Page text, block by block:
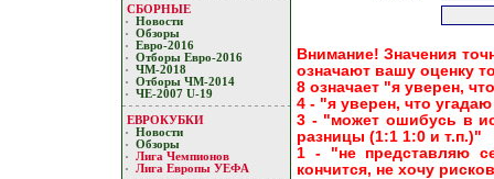
СБОРНЫЕ
Новости
Обзоры
Евро-2016
Отборы Евро-2016
ЧМ-2018
Отборы ЧМ-2014
ЧЕ-2007 U-19
ЕВРОКУБКИ
Новости
Обзоры
Лигa Чемпиoнoв
Лига Европы УЕФA
Внимание! Значения
означают вашу оценку
8 означает "я уверен,
4 - "я уверен, что
3 - "может ошибусь в
разницы (1:1 1:0 и т.п.)"
1 - "не представляю
кончится, не хочу